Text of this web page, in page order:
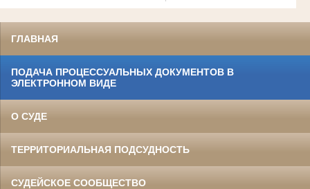
ГЛАВНАЯ
ПОДАЧА ПРОЦЕССУАЛЬНЫХ ДОКУМЕНТОВ В
ЭЛЕКТРОННОМ ВИДЕ
О СУДЕ
ТЕРРИТОРИАЛЬНАЯ ПОДСУДНОСТЬ
СУДЕЙСКОЕ СООБЩЕСТВО